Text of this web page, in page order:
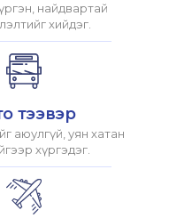
найдвартай
хийдэг.
тээвэр
аюулгүй, уян хатан
хүргэдэг.